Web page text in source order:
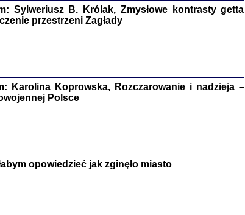
Warszawa 2020
GETTOWEJ INSTYTUCJI ...
'z Dziennika' i inne pisma z łódzkiego getta
Józef Zelkowicz, tłum. z jidysz, oprac. i wstęp. Monika Polit
CZYTAJĄC GAZETĘ NIEMIECKĄ ...
Dziennik pisany w ukryciu w Warszawie w latach 1943-1944
Sylweriusz B. Królak, Zmysłowe kontrasty getta
przestrzeni Zagłady
Karolina Koprowska, Rozczarowanie i nadzieja –
Polsce
opowiedzieć jak zginęło miasto